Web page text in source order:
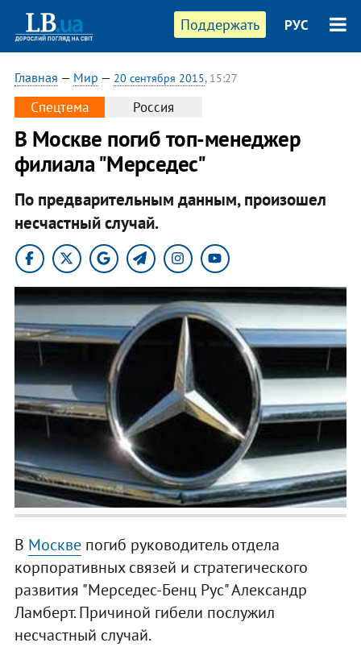
Поддержать РУС
Главная — Мир — 20 сентября 2015, 15:27
Спецтема Россия
В Москве погиб топ-менеджер
филиала "Мерседес"
По предварительным данным, произошел
несчастный случай.
В Москвепогиб руководитель отдела
корпоративных связей и стратегического
развития "Мерседес-Бенц Рус" Александр
Ламберт. Причиной гибели послужил
несчастный случай.